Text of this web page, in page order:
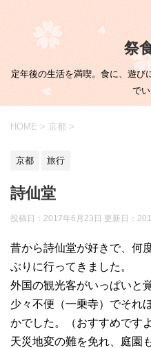
祭
定年後の生活を満喫。食に、遊び
でい
HOME > 京都 >
京都 旅行
詩仙堂
投稿日：2017年6月23日 更新日：
昔から詩仙堂が好きで、何
ぶりに行ってきました。
外国の観光客がいっぱいと
少々不便（一乗寺）でそれ
かでした。（おすすめですよ
天災地変の難を免れ、庭園